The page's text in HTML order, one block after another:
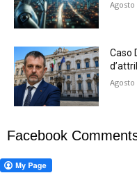
Agosto
Caso
Agosto
Facebook